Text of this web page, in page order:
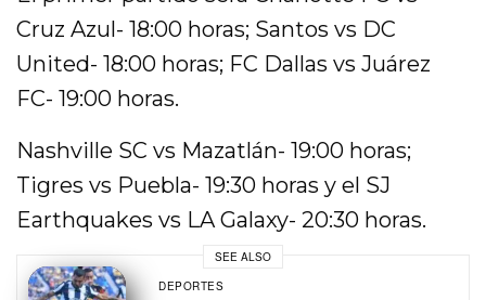
Cruz Azul- 18:00 horas; Santos vs DC
United- 18:00 horas; FC Dallas vs Juárez
FC- 19:00 horas.
Nashville SC vs Mazatlán- 19:00 horas;
Tigres vs Puebla- 19:30 horas y el SJ
Earthquakes vs LA Galaxy- 20:30 horas.
SEE ALSO
DEPORTES